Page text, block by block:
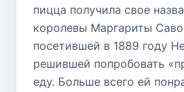
пицца получила свое
королевы Маргариты
посетившей в 1889 году
решившей попробовать
еду. Больше всего ей